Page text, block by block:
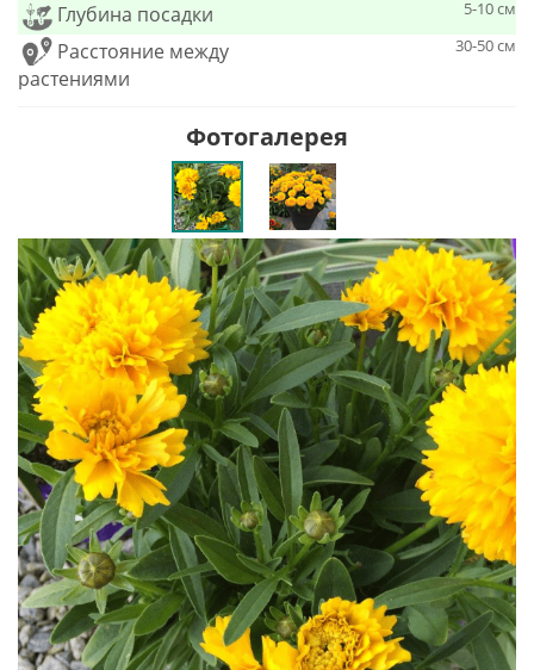
Глубина посадки 5-10 см
Расстояние между
растениями
30-50 см
Фотогалерея